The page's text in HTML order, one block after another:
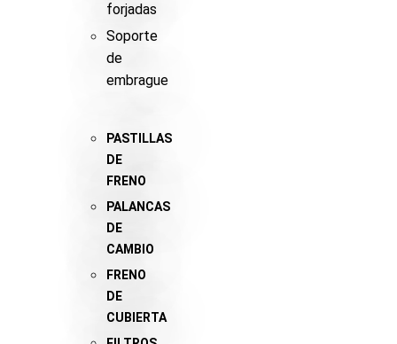
forjadas
Soporte
de
embrague
PASTILLAS
DE
FRENO
PALANCAS
DE
CAMBIO
FRENO
DE
CUBIERTA